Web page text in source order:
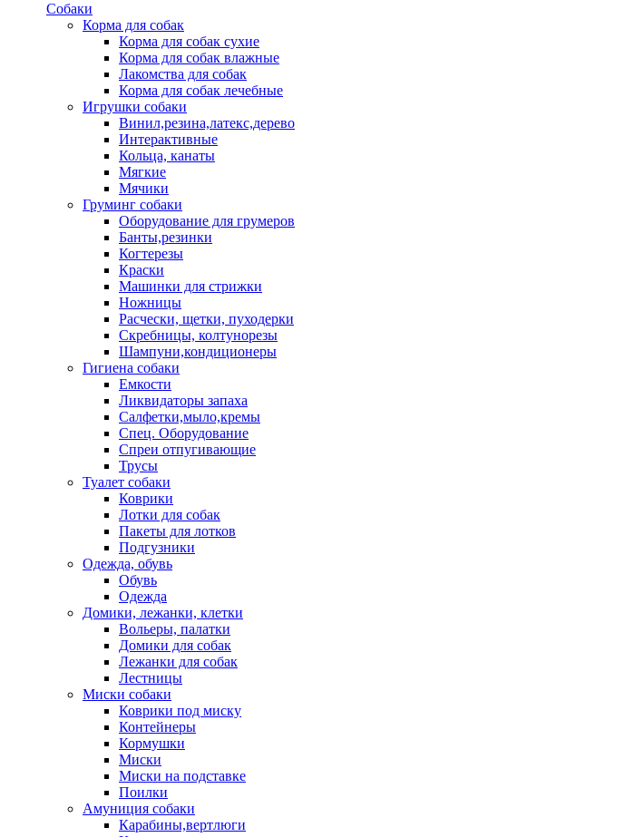
Собаки
Корма для собак
Корма для собак сухие
Корма для собак влажные
Лакомства для собак
Корма для собак лечебные
Игрушки собаки
Винил,резина,латекс,дерево
Интерактивные
Кольца, канаты
Мягкие
Мячики
Груминг собаки
Оборудование для грумеров
Банты,резинки
Когтерезы
Краски
Машинки для стрижки
Ножницы
Расчески, щетки, пуходерки
Скребницы, колтунорезы
Шампуни,кондиционеры
Гигиена собаки
Емкости
Ликвидаторы запаха
Салфетки,мыло,кремы
Спец. Оборудование
Спреи отпугивающие
Трусы
Туалет собаки
Коврики
Лотки для собак
Пакеты для лотков
Подгузники
Одежда, обувь
Обувь
Одежда
Домики, лежанки, клетки
Вольеры, палатки
Домики для собак
Лежанки для собак
Лестницы
Миски собаки
Коврики под миску
Контейнеры
Кормушки
Миски
Миски на подставке
Поилки
Амуниция собаки
Карабины,вертлюги